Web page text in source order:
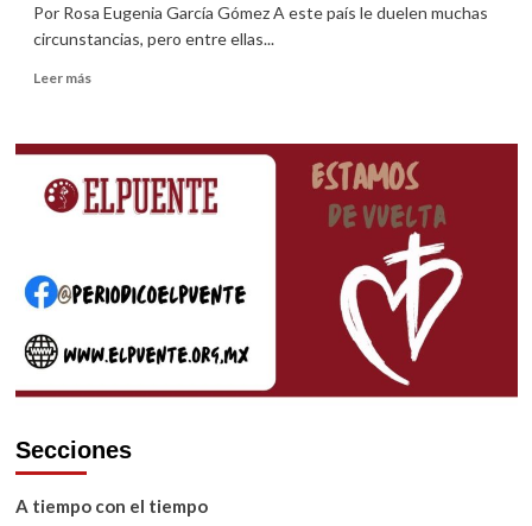
Por Rosa Eugenia García Gómez A este país le duelen muchas
circunstancias, pero entre ellas...
Leer másLeer
Muertos
nombre
Secciones
A tiempo con el tiempo